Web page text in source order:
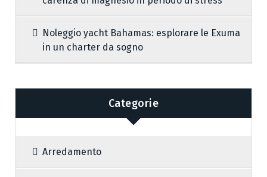
Noleggio yacht Bahamas: esplorare le Exuma
in un charter da sogno
Categorie
Arredamento